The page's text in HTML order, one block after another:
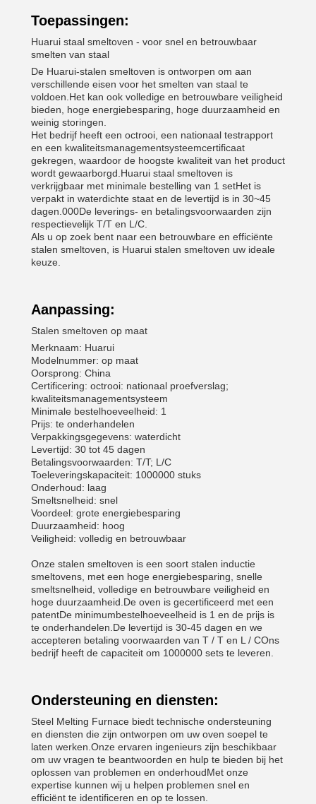
Toepassingen:
Huarui staal smeltoven - voor snel en betrouwbaar
smelten van staal
De Huarui-stalen smeltoven is ontworpen om aan
verschillende eisen voor het smelten van staal te
voldoen.Het kan ook volledige en betrouwbare veiligheid
bieden, hoge energiebesparing, hoge duurzaamheid en
weinig storingen.
Het bedrijf heeft een octrooi, een nationaal testrapport
en een kwaliteitsmanagementsysteemcertificaat
gekregen, waardoor de hoogste kwaliteit van het product
wordt gewaarborgd.Huarui staal smeltoven is
verkrijgbaar met minimale bestelling van 1 setHet is
verpakt in waterdichte staat en de levertijd is in 30~45
dagen.000De leverings- en betalingsvoorwaarden zijn
respectievelijk T/T en L/C.
Als u op zoek bent naar een betrouwbare en efficiënte
stalen smeltoven, is Huarui stalen smeltoven uw ideale
keuze.
Aanpassing:
Stalen smeltoven op maat
Merknaam: Huarui
Modelnummer: op maat
Oorsprong: China
Certificering: octrooi: nationaal proefverslag;
kwaliteitsmanagementsysteem
Minimale bestelhoeveelheid: 1
Prijs: te onderhandelen
Verpakkingsgegevens: waterdicht
Levertijd: 30 tot 45 dagen
Betalingsvoorwaarden: T/T; L/C
Toeleveringskapaciteit: 1000000 stuks
Onderhoud: laag
Smeltsnelheid: snel
Voordeel: grote energiebesparing
Duurzaamheid: hoog
Veiligheid: volledig en betrouwbaar
Onze stalen smeltoven is een soort stalen inductie
smeltovens, met een hoge energiebesparing, snelle
smeltsnelheid, volledige en betrouwbare veiligheid en
hoge duurzaamheid.De oven is gecertificeerd met een
patentDe minimumbestelhoeveelheid is 1 en de prijs is
te onderhandelen.De levertijd is 30-45 dagen en we
accepteren betaling voorwaarden van T / T en L / COns
bedrijf heeft de capaciteit om 1000000 sets te leveren.
Ondersteuning en diensten:
Steel Melting Furnace biedt technische ondersteuning
en diensten die zijn ontworpen om uw oven soepel te
laten werken.Onze ervaren ingenieurs zijn beschikbaar
om uw vragen te beantwoorden en hulp te bieden bij het
oplossen van problemen en onderhoudMet onze
expertise kunnen wij u helpen problemen snel en
efficiënt te identificeren en op te lossen.